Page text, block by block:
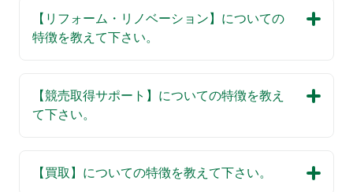
【リフォーム・リノベーション】についての
特徴を教えて下さい。
【競売取得サポート】についての特徴を教え
て下さい。
【買取】についての特徴を教えて下さい。